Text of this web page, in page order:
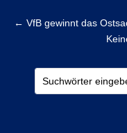
← VfB gewinnt das